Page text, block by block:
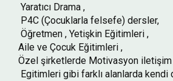
Yaratıcı Drama ,
P4C (Çocuklarla felsefe) dersler,
Öğretmen , Yetişkin Eğitimleri ,
Aile ve Çocuk Eğitimleri ,
Özel şirketlerde Motivasyon iletişim
Egitimleri gibi farklı alanlarda kendi